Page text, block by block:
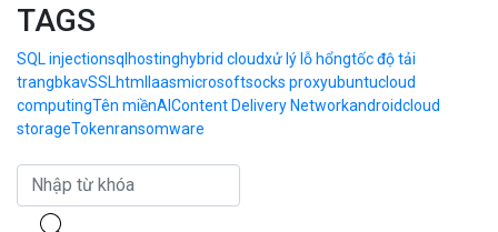
TAGS
SQL injectionsql hostinghybrid cloudxử lý lỗ hổngtốc độ tải
trangbkavSSLhtml Iaasmicrosoftsocks proxyubuntucloud
computingTên miềnAI Content Delivery Networkandroidcloud
storageTokenransomware